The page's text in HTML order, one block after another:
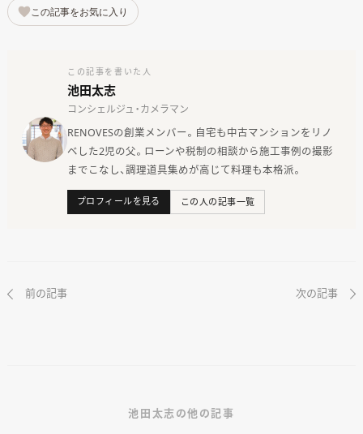
この記事をお気に入り
この記事を書いた人
池田太志
コンシェルジュ・カメラマン
RENOVESの創業メンバー。自宅も中古マンションをリノ
ベした2児の父。ローンや税制の相談から施工事例の撮影
までこなし、調理道具集めが高じて料理も本格派。
プロフィールを見る この人の記事一覧
前の記事 次の記事
池田太志の他の記事